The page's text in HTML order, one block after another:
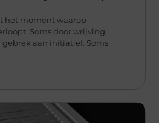
het moment waarop
Soms door wrijving,
aan initiatief. Soms